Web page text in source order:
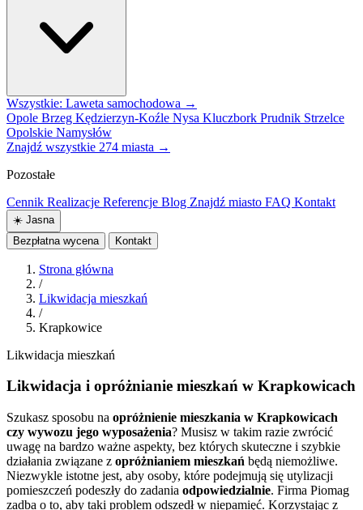
Wszystkie: Laweta samochodowa →
Opole Brzeg Kędzierzyn-Koźle Nysa Kluczbork Prudnik Strzelce
Opolskie Namysłów
Znajdź wszystkie 274 miasta →
Pozostałe
Cennik Realizacje Referencje Blog Znajdź miasto FAQ Kontakt
☀️ Jasna
Bezpłatna wycena
Kontakt
Strona główna
/
Likwidacja mieszkań
/
Krapkowice
Likwidacja mieszkań
Likwidacja i opróżnianie mieszkań w Krapkowicach
Szukasz sposobu na opróżnienie mieszkania w Krapkowicach
czy wywozu jego wyposażenia? Musisz w takim razie zwrócić
uwagę na bardzo ważne aspekty, bez których skuteczne i szybkie
działania związane z opróżnianiem mieszkań będą niemożliwe.
Niezwykle istotne jest, aby osoby, które podejmują się utylizacji
pomieszczeń podeszły do zadania odpowiedzialnie. Firma Piomag
zadba o to, aby taki problem odszedł w niepamięć. Korzystając z